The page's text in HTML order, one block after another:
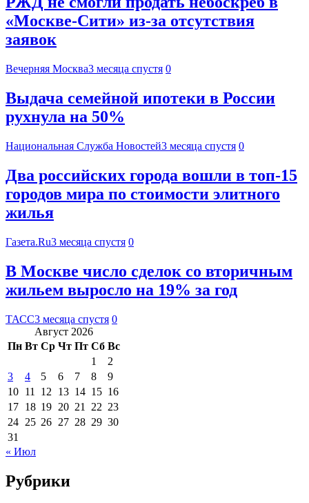
«Москве-Сити» из-за отсутствия
заявок
Вечерняя Москва3 месяца спустя 0
Выдача семейной ипотеки в России
рухнула на 50%
Национальная Служба Новостей3 месяца спустя 0
Два российских города вошли в топ-15
городов мира по стоимости элитного
жилья
Газета.Ru3 месяца спустя 0
В Москве число сделок со вторичным
жильем выросло на 19% за год
ТАСС3 месяца спустя 0
Август 2026
Пн Вт Ср Чт Пт Сб Вс
1
2
3
4 5 6 7 8
9
10 11 12 13 14 15 16
17 18 19 20 21 22 23
24 25 26 27 28 29 30
31
« Июл
Рубрики